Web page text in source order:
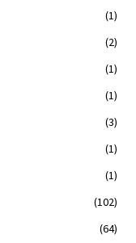
(1)
(2)
(1)
(1)
(3)
(1)
(1)
(102)
(64)